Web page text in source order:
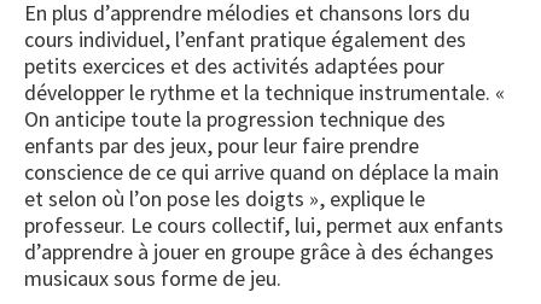
En plus d’apprendre mélodies et chansons lors du
cours individuel, l’enfant pratique également des
petits exercices et des activités adaptées pour
développer le rythme et la technique instrumentale. «
On anticipe toute la progression technique des
enfants par des jeux, pour leur faire prendre
conscience de ce qui arrive quand on déplace la main
et selon où l’on pose les doigts », explique le
professeur. Le cours collectif, lui, permet aux enfants
d’apprendre à jouer en groupe grâce à des échanges
musicaux sous forme de jeu.